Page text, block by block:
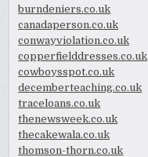
burndeniers.co.uk
canadaperson.co.uk
conwayviolation.co.uk
copperfielddresses.co.uk
cowboysspot.co.uk
decemberteaching.co.uk
traceloans.co.uk
thenewsweek.co.uk
thecakewala.co.uk
thomson-thorn.co.uk